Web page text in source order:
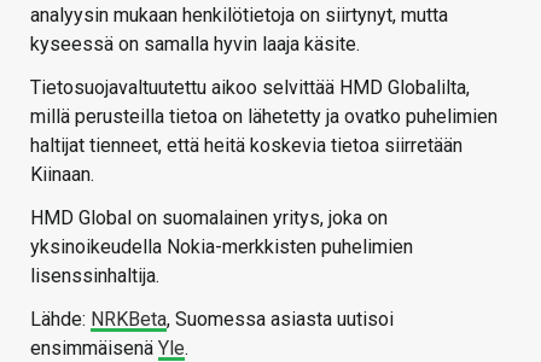
analyysin mukaan henkilötietoja on siirtynyt, mutta
kyseessä on samalla hyvin laaja käsite.
Tietosuojavaltuutettu aikoo selvittää HMD Globalilta,
millä perusteilla tietoa on lähetetty ja ovatko puhelimien
haltijat tienneet, että heitä koskevia tietoa siirretään
Kiinaan.
HMD Global on suomalainen yritys, joka on
yksinoikeudella Nokia-merkkisten puhelimien
lisenssinhaltija.
Lähde: NRKBeta, Suomessa asiasta uutisoi
ensimmäisenä Yle.